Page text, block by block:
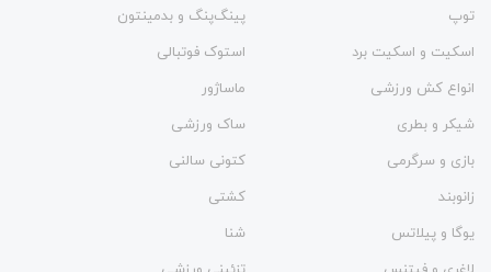
توپ
پینگ‌پنگ و بدمينتون
اسکیت و اسکیت برد
استوک فوتبالی
انواع کش ورزشی
ماساژور
شیکر و بطری
ساک ورزشی
بازی و سرگرمی
کتونی سالنی
زانوبند
کشتی
یوگا و پیلاتس
شنا